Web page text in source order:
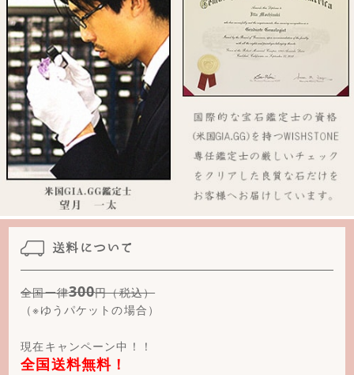
水晶(クリスタルカット)
ストロベリークォーツ
スピネル
スモーキークォーツ
スモーキークォーツ(クリスタルカット)
スモーキークォーツ(フロスト)
スーパーセブン
タイガーアイ(イエロー)
タイガーアイ(グリーン)
タイガーアイ(ピンク)
送料について
全国一律300円（税込）
（※ゆうパケットの場合）
現在キャンペーン中！！
全国送料無料！